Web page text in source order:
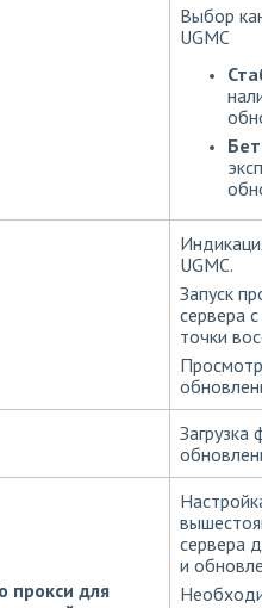
Выбор
UGMC
UGMC.
Запуск
сервера
точки
прокси для
сервера
и